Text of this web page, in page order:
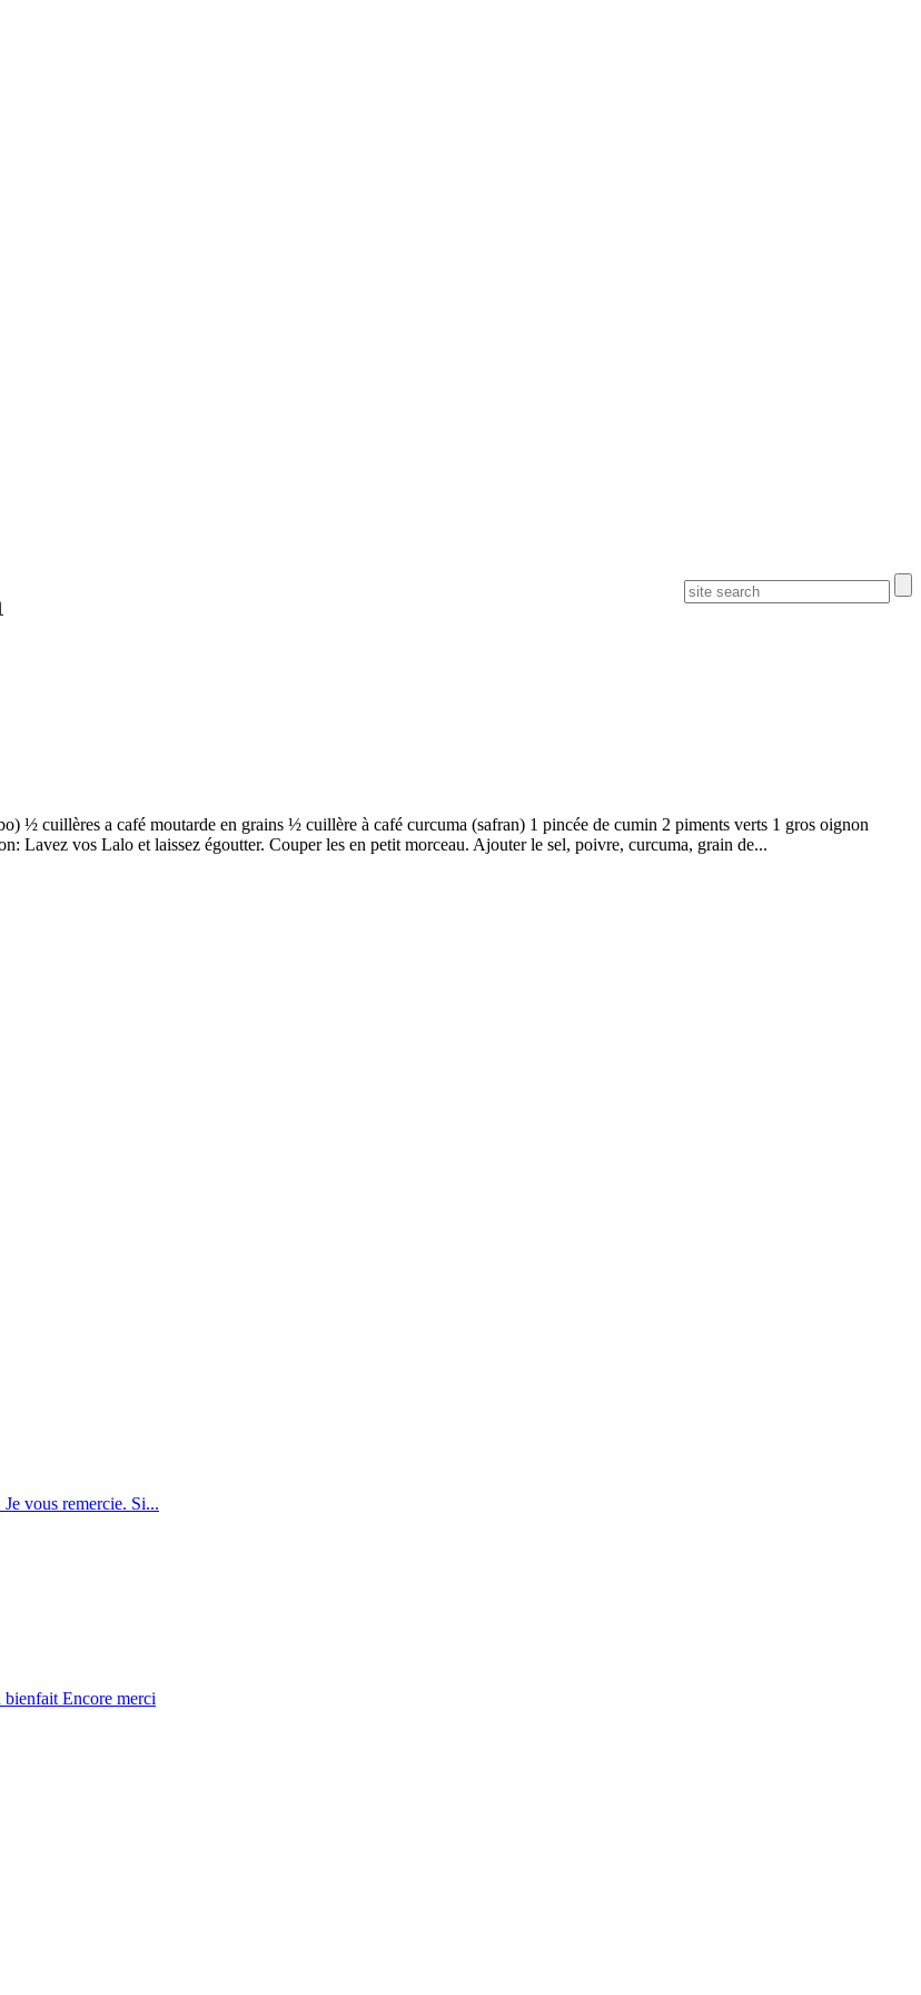
cuillères a café moutarde en grains ½ cuillère à café curcuma (safran) 1 pincée de cumin 2 piments verts 1 gros oignon
Lavez vos Lalo et laissez égoutter. Couper les en petit morceau. Ajouter le sel, poivre, curcuma, grain de...
vous remercie. Si...
bienfait Encore merci